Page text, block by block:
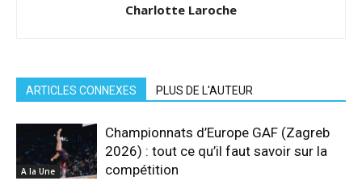
Charlotte Laroche
ARTICLES CONNEXES PLUS DE L'AUTEUR
A la Une
Championnats d’Europe GAF (Zagreb
2026) : tout ce qu’il faut savoir sur la
compétition